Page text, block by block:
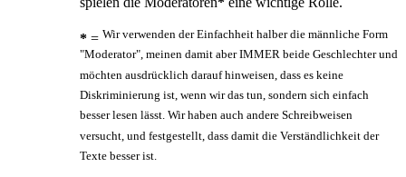
* = Wir verwenden der Einfachheit halber die männliche Form
"Moderator", meinen damit aber IMMER beide Geschlechter und
möchten ausdrücklich darauf hinweisen, dass es keine
Diskriminierung ist, wenn wir das tun, sondern sich einfach
besser lesen lässt. Wir haben auch andere Schreibweisen
versucht, und festgestellt, dass damit die Verständlichkeit der
Texte besser ist.